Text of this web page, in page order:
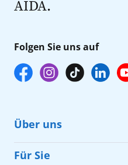
AIDA.
Folgen Sie uns auf
Über uns
Cruise & Help
Für Sie